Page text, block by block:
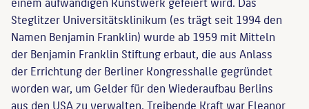
Steglitzer Universitätsklinikum (es trägt seit 1994 den
Namen Benjamin Franklin) wurde ab 1959 mit Mitteln
der Benjamin Franklin Stiftung erbaut, die aus Anlass
der Errichtung der Berliner Kongresshalle gegründet
worden war, um Gelder für den Wiederaufbau Berlins
aus den USA zu verwalten. Treibende Kraft war Eleanor